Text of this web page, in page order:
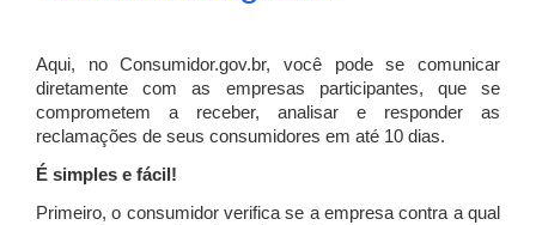
Aqui, no Consumidor.gov.br, você pode se comunicar
diretamente com as empresas participantes, que se
comprometem a receber, analisar e responder as
reclamações de seus consumidores em até 10 dias.
É simples e fácil!
Primeiro, o consumidor verifica se a empresa contra a qual